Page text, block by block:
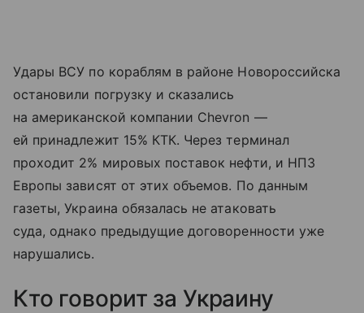
Удары ВСУ по кораблям в районе Новороссийска
остановили погрузку и сказались
на американской компании Chevron —
ей принадлежит 15% КТК. Через терминал
проходит 2% мировых поставок нефти, и НПЗ
Европы зависят от этих объемов. По данным
газеты, Украина обязалась не атаковать
суда, однако предыдущие договоренности уже
нарушались.
Кто говорит за Украину